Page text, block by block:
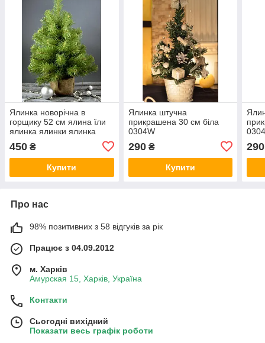
Ялинка новорічна в
горщику 52 см ялина їли
ялинка ялинки ялинка
штучна ялинка ялинки
сосни
450 ₴
Купити
Ялинка штучна
прикрашена 30 см біла
0304W
290₴
Купити
290
Про нас
98% позитивних з 58 відгуків за рік
Працює з 04.09.2012
м. Харків
Амурская 15, Харків, Україна
Контакти
Сьогодні вихідний
Показати весь графік роботи